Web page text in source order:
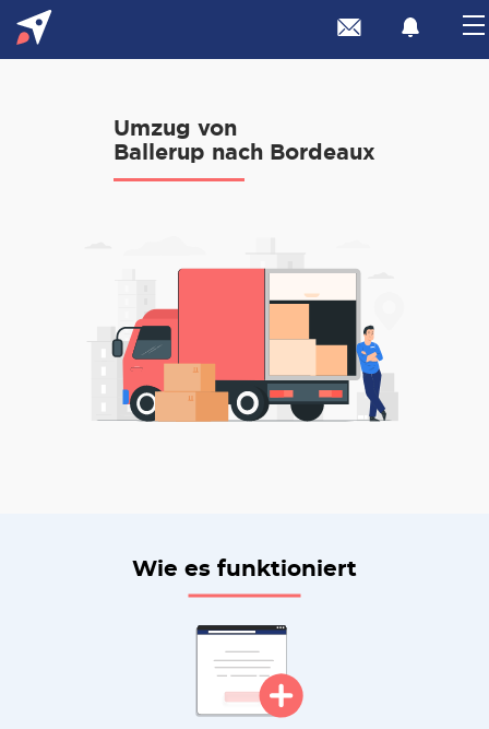
Umzug von
Ballerup nach Bordeaux
Wie es funktioniert